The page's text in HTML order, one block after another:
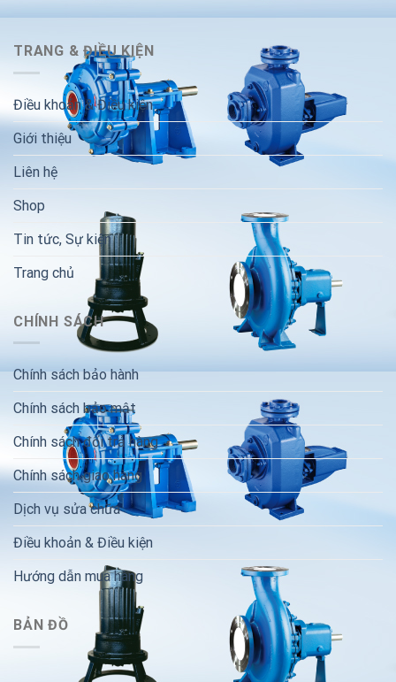
TRANG & ĐIỀU KIỆN
Điều khoản & Điều kiện
Giới thiệu
Liên hệ
Shop
Tin tức, Sự kiện
Trang chủ
CHÍNH SÁCH
Chính sách bảo hành
Chính sách bảo mật
Chính sách đổi trả hàng
Chính sách giao hàng
Dịch vụ sửa chữa
Điều khoản & Điều kiện
Hướng dẫn mua hàng
BẢN ĐỒ